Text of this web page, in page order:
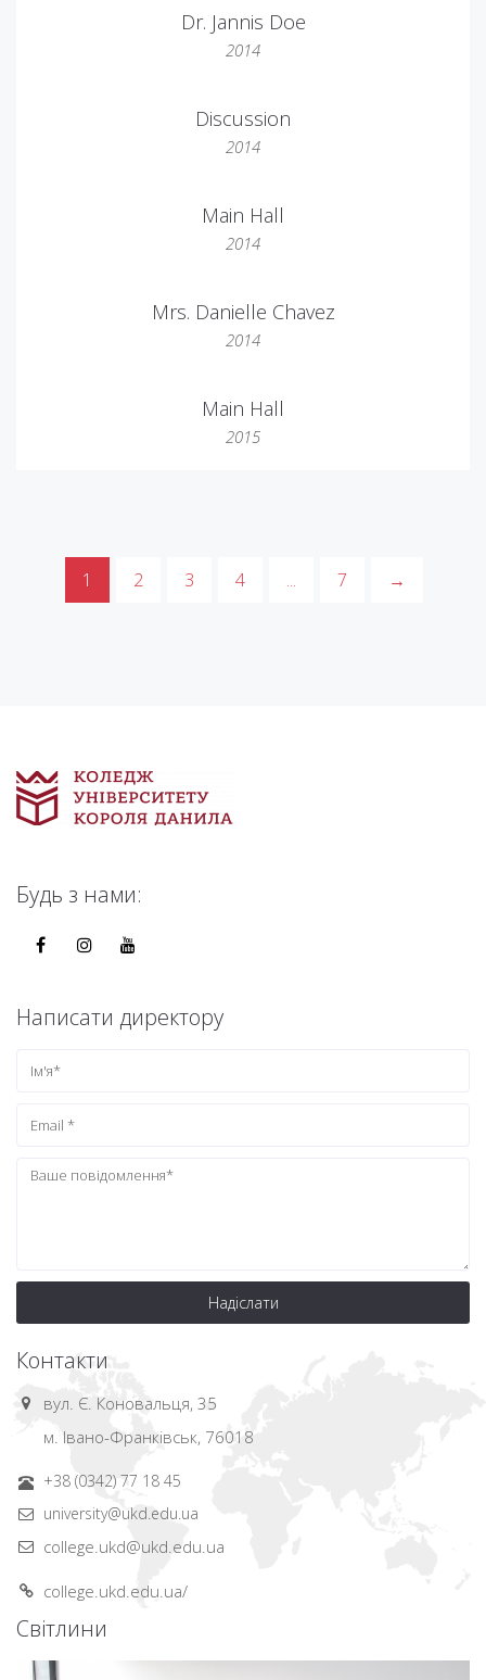
Dr. Jannis Doe
2014
Discussion
2014
Main Hall
2014
Mrs. Danielle Chavez
2014
Main Hall
2015
1 2 3 4 ... 7 →
Будь з нами:
Написати директору
Надіслати
Контакти
вул. Є. Коновальця, 35
м. Івано-Франківськ, 76018
+38 (0342) 77 18 45
university@ukd.edu.ua
college.ukd@ukd.edu.ua
college.ukd.edu.ua/
Світлини